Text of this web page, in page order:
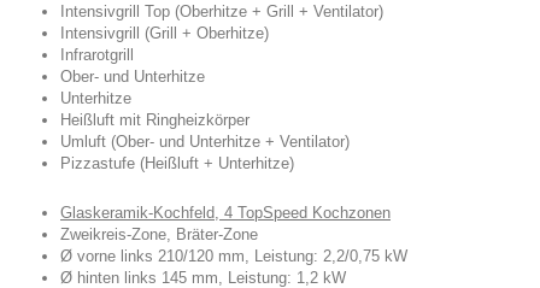
Intensivgrill Top (Oberhitze + Grill + Ventilator)
Intensivgrill (Grill + Oberhitze)
Infrarotgrill
Ober- und Unterhitze
Unterhitze
Heißluft mit Ringheizkörper
Umluft (Ober- und Unterhitze + Ventilator)
Pizzastufe (Heißluft + Unterhitze)
Glaskeramik-Kochfeld, 4 TopSpeed Kochzonen
Zweikreis-Zone, Bräter-Zone
Ø vorne links 210/120 mm, Leistung: 2,2/0,75 kW
Ø hinten links 145 mm, Leistung: 1,2 kW